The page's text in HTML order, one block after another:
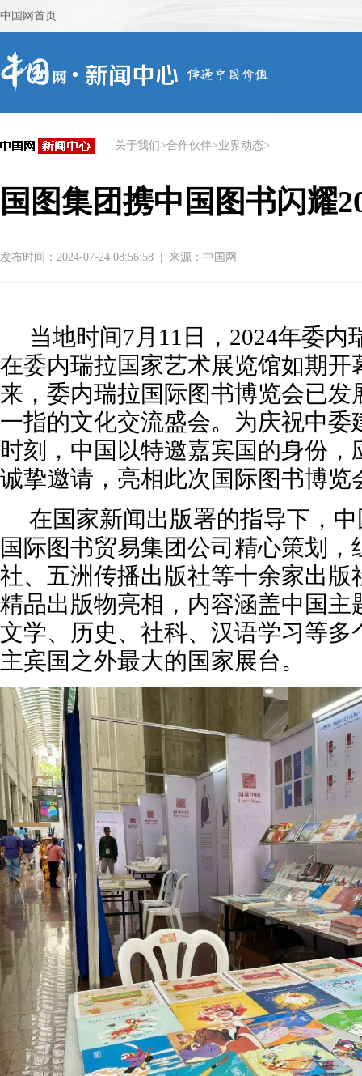
关于我们 >合作伙伴>业界动态>
国图集团携中国图书闪耀
发布时间：2024-07-24 08:56:58 来源： 中国网
当地时间7月11日，2024年委内
在委内瑞拉国家艺术展览馆如期开
来，委内瑞拉国际图书博览会已发
一指的文化交流盛会。为庆祝中委
时刻，中国以特邀嘉宾国的身份，
诚挚邀请，亮相此次国际图书博览
在国家新闻出版署的指导下，
国际图书贸易集团公司精心策划，
社、五洲传播出版社等十余家出版
精品出版物亮相，内容涵盖中国主
文学、历史、社科、汉语学习等多
主宾国之外最大的国家展台。